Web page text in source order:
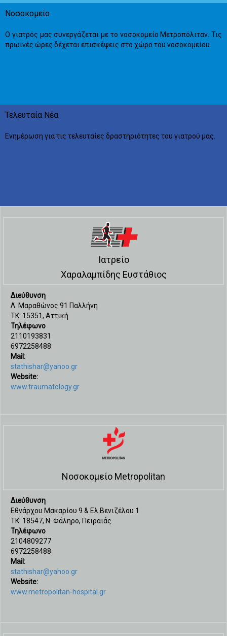
Νοσοκομείο
Ο γιατρός μας συνεργάζεται με το νοσοκομείο Μετροπόλιταν. Τις
πρωινές ώρες δέχεται επισκέψεις στο χώρο του νοσοκομείου.
Τελευταία Νέα
Ενημέρωση για τις τελευταίες δραστηριότητες του γιατρού μας.
Ιατρείο
Χαραλαμπίδης Ευστάθιος
Διεύθυνση
Λ. Μαραθώνος 91 Παλλήνη
ΤΚ: 15351, Αττική
Τηλέφωνο
2110193831
6972258488
Mail:
stathishar@yahoo.gr
Website:
www.traumatology.gr
Νοσοκομείο Metropolitan
Διεύθυνση
Εθνάρχου Μακαρίου 9 & Ελ.Βενιζέλου 1
ΤΚ: 18547, Ν. Φάληρο, Πειραιάς
Τηλέφωνο
2104809277
6972258488
Mail:
stathishar@yahoo.gr
Website:
www.metropolitan-hospital.gr